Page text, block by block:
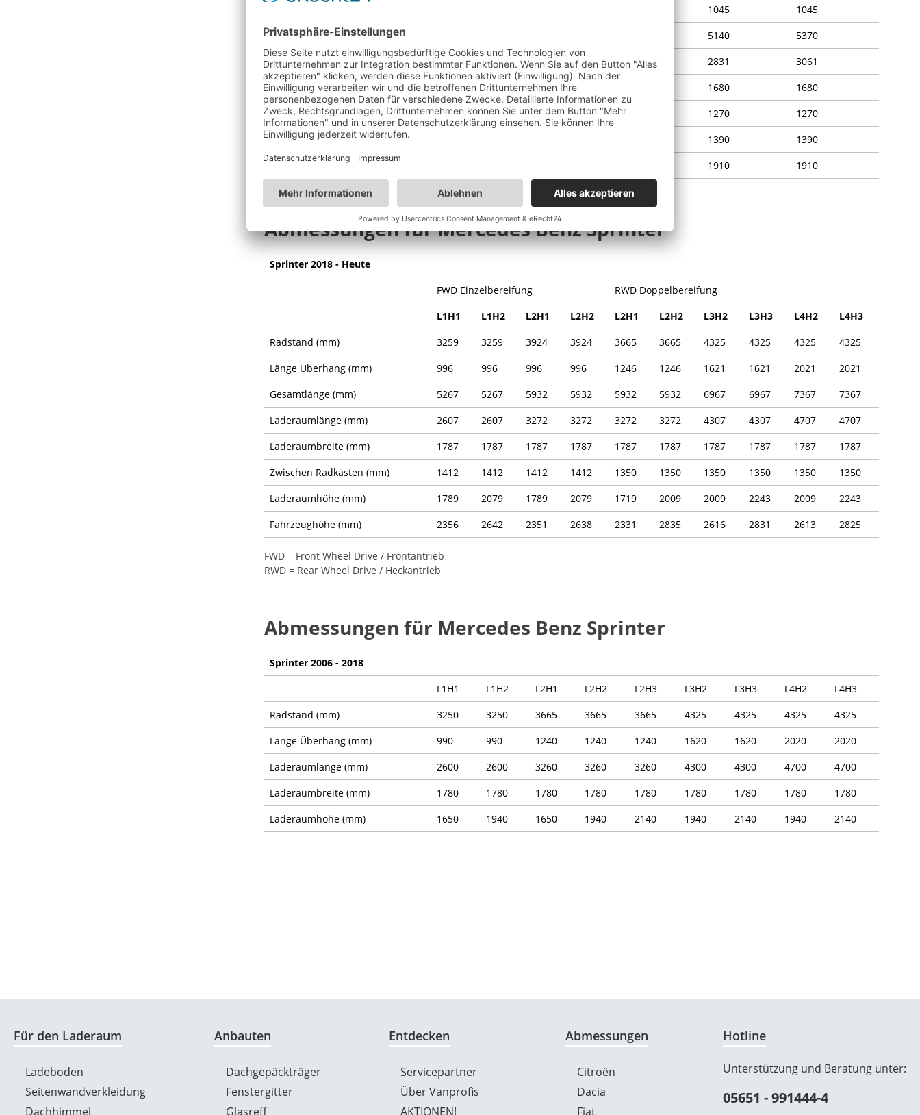
1045
1045
Gesamtlänge (mm)
5140
5370
Laderaumlänge (mm)
2586 2831
3061
Laderaumbreite (mm)
1680
1680
Zwischen Radkästen (mm)
1270 1270
1270
Laderaumhöhe (mm)
1390
1390
Fahrzeughöhe (mm)
1910 1910
Abmessungen für Mercedes Benz Sprinter
Sprinter 2018 - Heute
FWD Einzelbereifung
RWD Doppelbereifung
L1H1
L1H2 L2H1 L2H2 L2H1 L2H2 L3H2 L3H3 L4H2
L4H3
Radstand (mm)
3259 3259 3924 3924 3665 3665 4325 4325 4325
4325
Länge Überhang (mm)
996 996 996 996 1246 1246 1621 1621 2021
2021
Gesamtlänge (mm)
5267 5267 5932 5932 5932 5932 6967 6967 7367
7367
Laderaumlänge (mm)
2607 2607 3272 3272 3272 3272 4307 4307 4707
4707
Laderaumbreite (mm)
1787 1787 1787 1787 1787 1787 1787 1787 1787
1787
Zwischen Radkästen (mm)
1412 1412 1412 1412 1350 1350 1350 1350 1350
1350
Laderaumhöhe (mm)
1789 2079 1789 2079 1719 2009 2009 2243 2009
2243
Fahrzeughöhe (mm)
2356 2642 2351 2638 2331 2835 2616 2831 2613 2825
FWD = Front Wheel Drive / Frontantrieb
RWD = Rear Wheel Drive / Heckantrieb
Abmessungen für Mercedes Benz Sprinter
Sprinter 2006 - 2018
L1H1
L1H2 L2H1 L2H2 L2H3 L3H2 L3H3 L4H2
L4H3
Radstand (mm)
3250 3250 3665 3665 3665 4325 4325 4325
4325
Länge Überhang (mm)
990 990 1240 1240 1240 1620 1620 2020
2020
Laderaumlänge (mm)
2600 2600 3260 3260 3260 4300 4300 4700
4700
Laderaumbreite (mm)
1780 1780 1780 1780 1780 1780 1780 1780
1780
Laderaumhöhe (mm)
1650 1940 1650 1940 2140 1940 2140 1940 2140
Für den Laderaum
Ladeboden
Seitenwandverkleidung
Dachhimmel
Anbauten
Dachgepäckträger
Fenstergitter
Glasreff
Entdecken
Servicepartner
Über Vanprofis
AKTIONEN!
Abmessungen
Citroën
Dacia
Fiat
Hotline
Unterstützung und Beratung unter:
05651 - 991444-4